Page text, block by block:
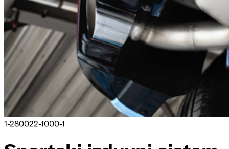
1-280022-1000-1